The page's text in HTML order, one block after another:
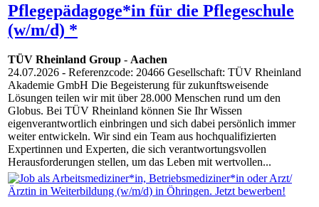
Pflegepädagoge*in für die Pflegeschule
(w/m/d) *
TÜV Rheinland Group - Aachen
24.07.2026 - Referenzcode: 20466 Gesellschaft: TÜV Rheinland
Akademie GmbH Die Begeisterung für zukunftsweisende
Lösungen teilen wir mit über 28.000 Menschen rund um den
Globus. Bei TÜV Rheinland können Sie Ihr Wissen
eigenverantwortlich einbringen und sich dabei persönlich immer
weiter entwickeln. Wir sind ein Team aus hochqualifizierten
Expertinnen und Experten, die sich verantwortungsvollen
Herausforderungen stellen, um das Leben mit wertvollen...